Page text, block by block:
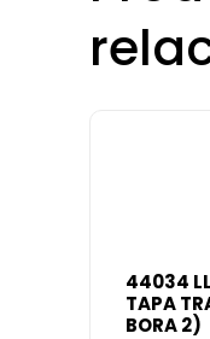
44034
TAPA
BORA 2)